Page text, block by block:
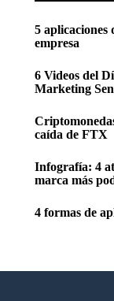
5 aplicaciones
empresa
6 Videos del
Marketing
caída de FTX
Infografía: 4
marca más
4 formas de